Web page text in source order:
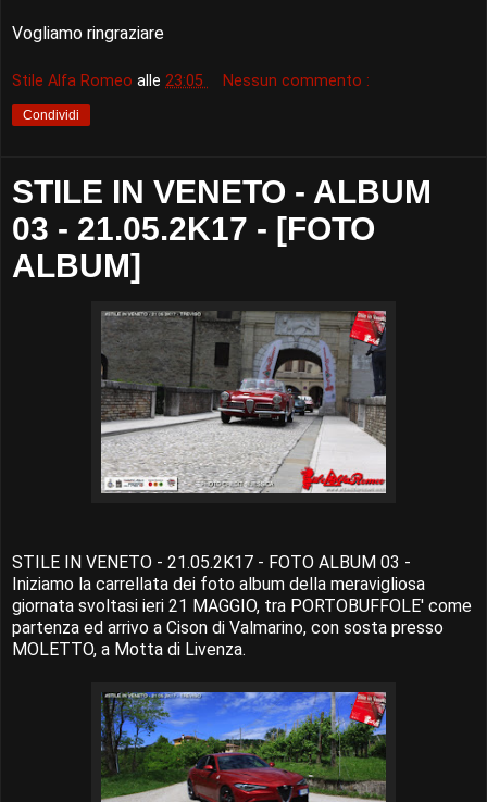
Vogliamo ringraziare
Stile Alfa Romeo alle 23:05 Nessun commento :
Condividi
STILE IN VENETO - ALBUM
03 - 21.05.2K17 - [FOTO
ALBUM]
STILE IN VENETO - 21.05.2K17 - FOTO ALBUM 03 -
Iniziamo la carrellata dei foto album della meravigliosa
giornata svoltasi ieri 21 MAGGIO, tra PORTOBUFFOLE' come
partenza ed arrivo a Cison di Valmarino, con sosta presso
MOLETTO, a Motta di Livenza.